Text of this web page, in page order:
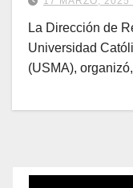
La Dirección de
Universidad
(USMA),